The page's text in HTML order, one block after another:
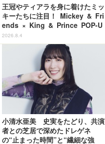
王冠やティアラを身に着けたミッ
キーたちに注目！ Mickey & Fri
ends × King & Prince POP-U
P SHOP「MAGIC STAGE」に新
商品登場
2026.8.4
小清水亜美 史実をたどり、共演
者との芝居で深めたドレゲネ
の“止まった時間”と“繊細な強